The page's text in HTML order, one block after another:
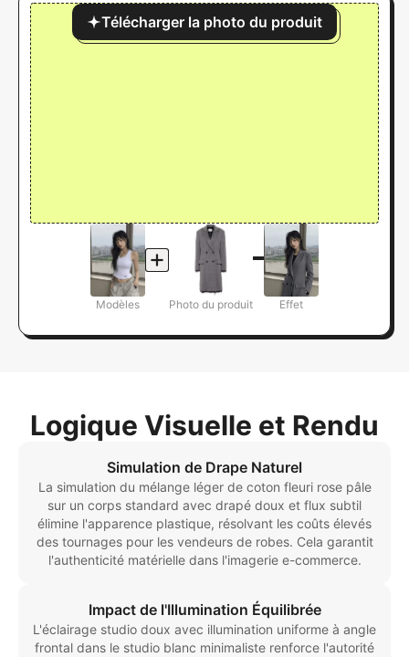
Télécharger la photo du produit
Modèles Photo du produit Effet
Logique Visuelle et Rendu
Simulation de Drape Naturel
La simulation du mélange léger de coton fleuri rose pâle
sur un corps standard avec drapé doux et flux subtil
élimine l'apparence plastique, résolvant les coûts élevés
des tournages pour les vendeurs de robes. Cela garantit
l'authenticité matérielle dans l'imagerie e-commerce.
Impact de l'Illumination Équilibrée
L'éclairage studio doux avec illumination uniforme à angle
frontal dans le studio blanc minimaliste renforce l'autorité